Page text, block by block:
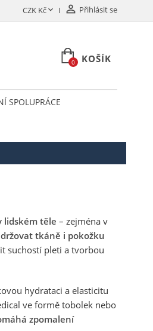
CZK Kč  Přihlásit se
KOŠÍK
0
SPOLUPRÁCE
lidském těle – zejména v
tkáně i pokožku
suchostí pleti a tvorbou
hydrataci a elasticitu
ve formě tobolek nebo
zpomalení